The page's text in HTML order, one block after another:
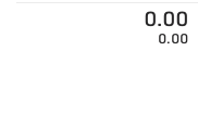
0.00
0.00